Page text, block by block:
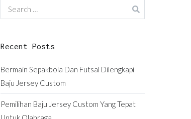
Search
for:
Recent Posts
Bermain Sepakbola Dan Futsal Dilengkapi
Baju Jersey Custom
Pemilihan Baju Jersey Custom Yang Tepat